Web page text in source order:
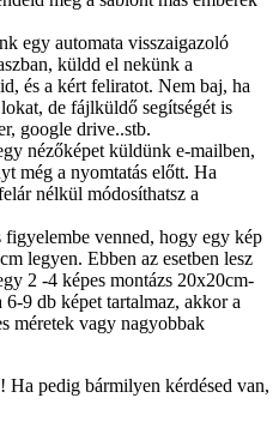
egy automata visszaigazoló
küldd el nekünk a
és a kért feliratot. Nem baj, ha
de fájlküldő segítségét is
google drive..stb.
nézőképet küldünk e-mailben,
még a nyomtatás előtt. Ha
nélkül módosíthatsz a
figyelembe venned, hogy egy kép
legyen. Ebben az esetben lesz
2 -4 képes montázs 20x20cm-
6-9 db képet tartalmaz, akkor a
méretek vagy nagyobbak
Ha pedig bármilyen kérdésed van,